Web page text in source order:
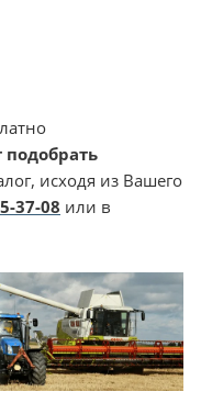
подобрать
исходя из Вашего
37-08 или в